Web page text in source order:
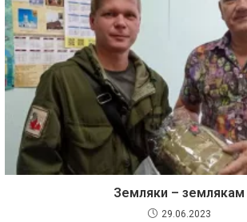
Земляки – землякам
29.06.2023